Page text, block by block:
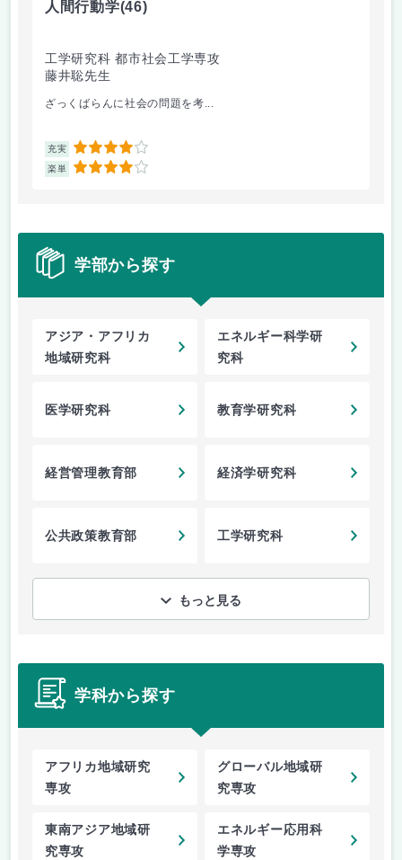
人間行動学(46)
工学研究科 都市社会工学専攻
藤井聡先生
ざっくばらんに社会の問題を考...
充実 4
楽単 4
学部から探す
アジア・アフリカ
地域研究科
エネルギー科学研
究科
医学研究科 教育学研究科
経営管理教育部 経済学研究科
公共政策教育部 工学研究科
もっと見る
学科から探す
アフリカ地域研究
専攻
グローバル地域研
究専攻
東南アジア地域研
究専攻
エネルギー応用科
学専攻